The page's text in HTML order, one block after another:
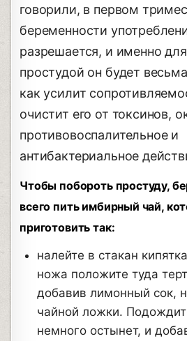
говорили, в первом
беременности
разрешается, и именно
простудой он будет
как усилит
очистит его от токсинов,
противовоспалительное и
антибактериальное
Чтобы побороть простуду,
всего пить имбирный чай,
приготовить так:
налейте в стакан
ножа положите туда
добавив лимонный сок,
чайной ложки.
немного остынет, и